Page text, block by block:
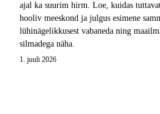
ajal ka suurim hirm. Loe, kuidas
hooliv meeskond ja julgus esimene
lühinägelikkusest vabaneda ning
silmadega näha.
1. juuli 2026